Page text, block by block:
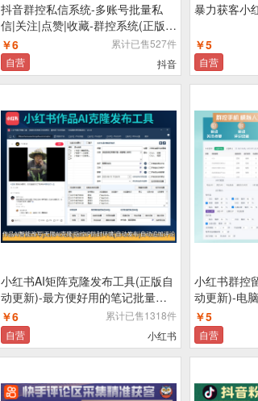
抖音群控私信系统-多账号批量私
信|关注|点赞|收藏-群控系统(正版自
动更新)
￥6
累计已售527件
自营
抖音
暴力获客小
￥5
自营
小红书AI矩阵克隆发布工具(正版自
动更新)-最方便好用的笔记批量克
隆搬运/指纹防封环境/AI改写批量发
布工具
￥6
累计已售1318件
自营
小红书
小红书群控
动更新)-电
行小红书自
￥5
自营